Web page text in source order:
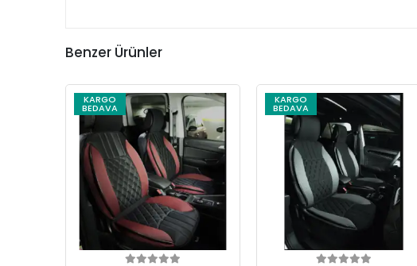
Benzer Ürünler
KARGO
BEDAVA
KARGO
BEDAVA